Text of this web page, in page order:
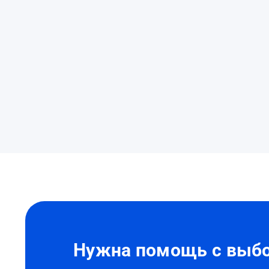
Нужна помощь с